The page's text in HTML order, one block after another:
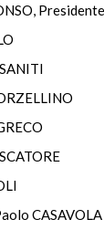
Presidente
CASAVOLA